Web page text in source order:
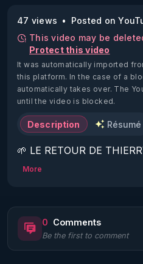
47 views
Posted on
This video may be
Protect this video
It was automatically imported
this platform. In the case of a
automatically takes over. The
until the video is blocked.
Description Résumé
🌱 LE RETOUR DE
2022)!
https://www.rgnr.fr/
🌱 LE MAGAZINE
More
0 Comments
Be the first to comment